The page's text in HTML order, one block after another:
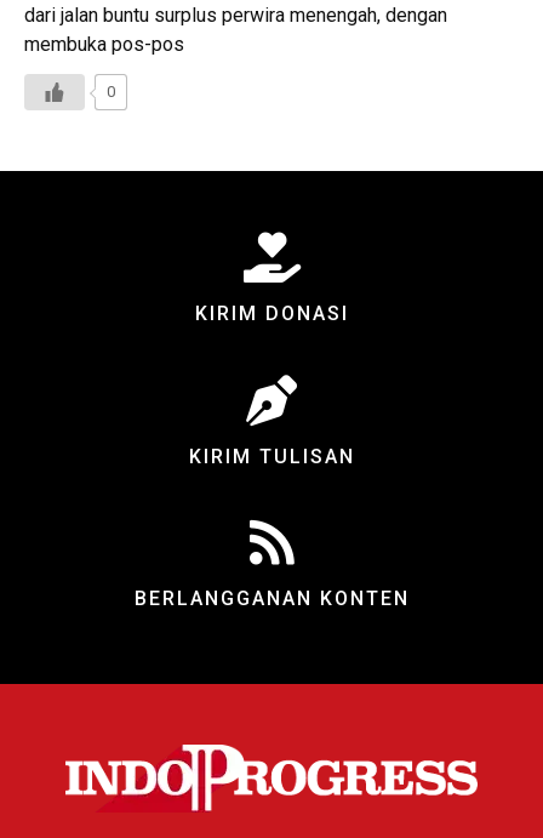
dari jalan buntu surplus perwira menengah, dengan
membuka pos-pos
0
KIRIM DONASI
KIRIM TULISAN
BERLANGGANAN KONTEN